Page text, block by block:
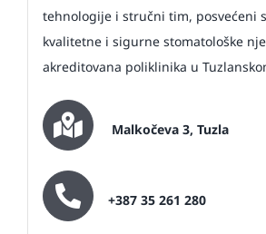
tehnologije i stručni tim, posvećeni
kvalitetne i sigurne stomatološke
akreditovana poliklinika u
Malkočeva 3, Tuzla
+387 35 261 280